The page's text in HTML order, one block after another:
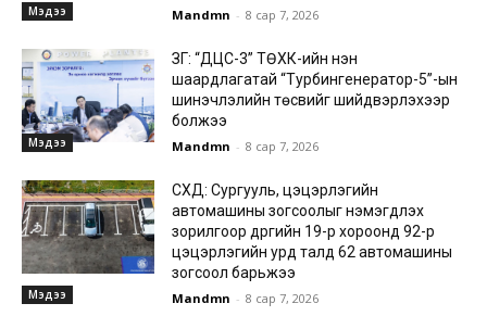
Мэдээ Mandmn - 8 сар 7, 2026
Мэдээ
ЗГ: “ДЦС-3” ТӨХК-ийн нэн
шаардлагатай “Турбингенератор-5”-ын
шинэчлэлийн төсвийг шийдвэрлэхээр
болжээ
Mandmn - 8 сар 7, 2026
Мэдээ
СХД: Сургууль, цэцэрлэгийн
автомашины зогсоолыг нэмэгдүүлэх
зорилгоор дүүргийн 19-р хороонд 92-р
цэцэрлэгийн урд талд 62 автомашины
зогсоол барьжээ
Mandmn - 8 сар 7, 2026